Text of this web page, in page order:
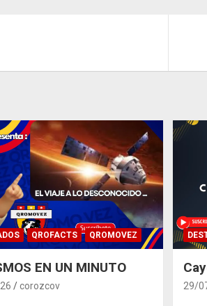
QROFACTS QROMOVEZ
EN UN MINUTO
corozcov 29/